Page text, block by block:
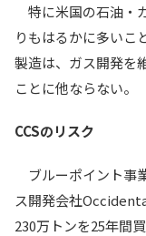
特に米国の石油・
りもはるかに多いこ
製造は、ガス開発を
ことに他ならない。
CCSのリスク
ブルーポイント事
ス開発会社
230万トンを25年間